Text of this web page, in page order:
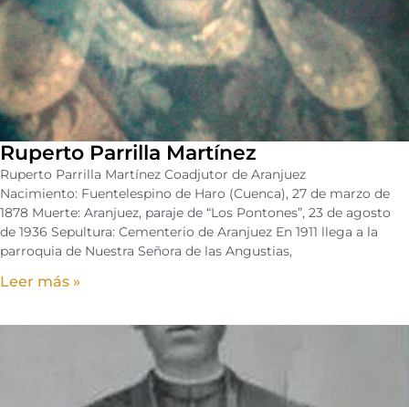
Ruperto Parrilla Martínez
Ruperto Parrilla Martínez Coadjutor de Aranjuez
Nacimiento: Fuentelespino de Haro (Cuenca), 27 de marzo de
1878 Muerte: Aranjuez, paraje de “Los Pontones”, 23 de agosto
de 1936 Sepultura: Cementerio de Aranjuez En 1911 llega a la
parroquia de Nuestra Señora de las Angustias,
Leer más »